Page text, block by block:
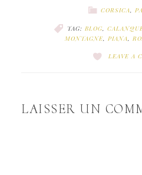
CORSICA,
TAG: BLOG,
MONTAGNE, PIANA,
LEAVE A
LAISSER UN